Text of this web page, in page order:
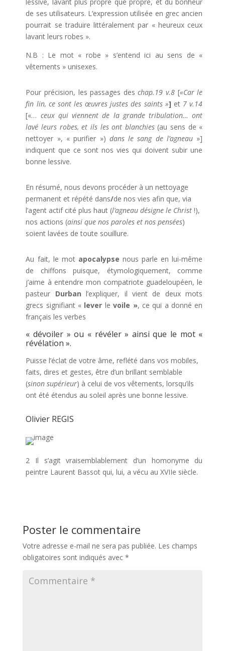
de ses utilisateurs. L’expression utilisée en grec ancien
pourrait se traduire littéralement par « heureux ceux
lavant leurs robes ».
N.B : Le mot « robe » s’entend ici au sens de «
vêtements » unisexes.
Pour précision, les passages deschap.19 v.8 [«Car le
fin lin, ce sont les œuvres justes des saints »] et 7 v.14
[«… ceux qui viennent de la grande tribulation… ont
lavé leurs robes, et ils les ont blanchies (au sens de «
nettoyer », « purifier ») dans le sang de l’agneau »]
indiquent que ce sont nos vies qui doivent subir une
bonne lessive.
En résumé, nous devons procéder à un nettoyage
permanent et répété dans/de nos vies afin que, via
l’agent actif cité plus haut (l’agneau désigne le Christ!),
nos actions (ainsi que nos paroles et nos pensées)
soient lavées de toute souillure.
Au fait, le mot apocalypse nous parle en lui-même
de chiffons puisque, étymologiquement, comme
j’aime à entendre mon compatriote guadeloupéen, le
pasteur Durbanl’expliquer, il vient de deux mots
grecs signifiant « lever levoile », ce qui a donné en
français les verbes
« dévoiler » ou « révéler » ainsi que le mot «
révélation ».
Puisse l’éclat de votre âme, reflété dans vos mobiles,
faits, dires et gestes, être d’un brillant semblable
(sinon supérieur) à celui de vos vêtements, lorsqu’ils
ont été étendus au soleil après une bonne lessive.
Olivier REGIS
2 Il s’agit vraisemblablement d’un homonyme du
peintre Laurent Bassot qui, lui, a vécu au XVIIe siècle.
Poster le commentaire
Votre adresse e-mail ne sera pas publiée. Les champs
obligatoires sont indiqués avec *